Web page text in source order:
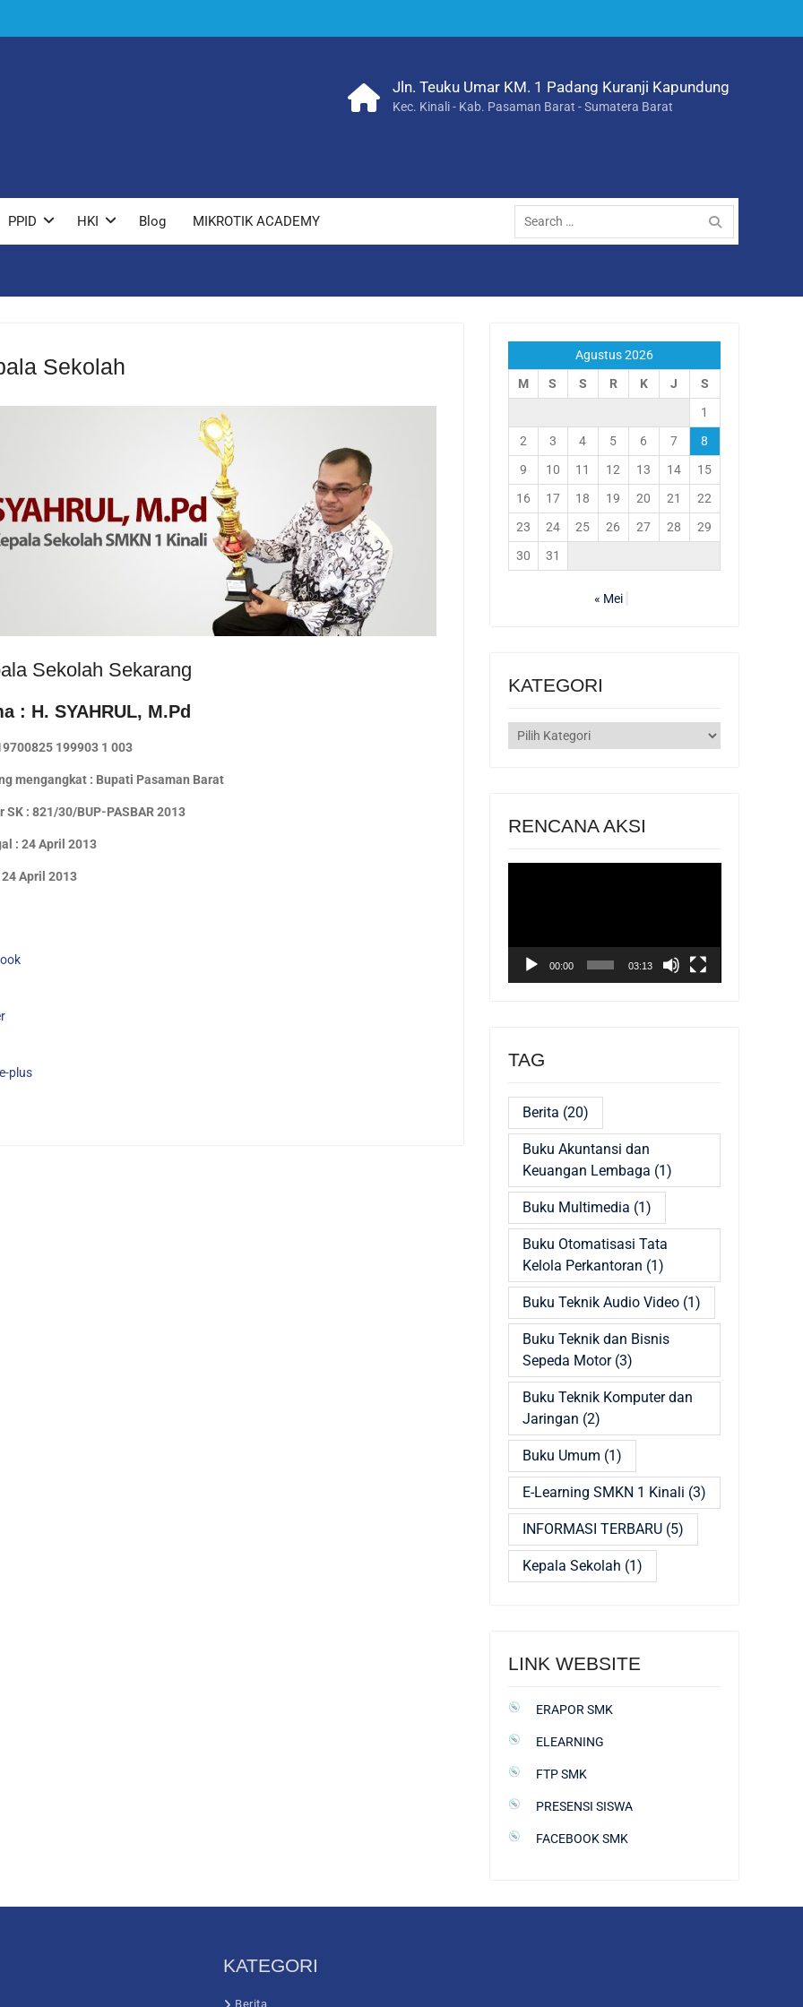
Jln. Teuku Umar KM. 1 Padang Kuranji Kapundung
Kec. Kinali - Kab. Pasaman Barat - Sumatera Barat
PPID HKI Blog MIKROTIK ACADEMY
Search
for:
Sekolah
Sekolah Sekarang
: H. SYAHRUL, M.Pd
199903 1 003
mengangkat : Bupati Pasaman Barat
SK : 821/30/BUP-PASBAR 2013
: 24 April 2013
April 2013
plus
Agustus 2026
M
S S R K J
S
1
2
3 4 5 6 7
8
9
10 11 12 13 14
15
16
17 18 19 20 21
22
23
24 25 26 27 28
29
30
31
« Mei
KATEGORI
KATEGORI
RENCANA AKSI
00:00 03:13
TAG
Berita (20)
Buku Akuntansi dan
Keuangan Lembaga (1)
Buku Multimedia (1)
Buku Otomatisasi Tata
Kelola Perkantoran (1)
Buku Teknik Audio Video(1)
Buku Teknik dan Bisnis
Sepeda Motor(3)
Buku Teknik Komputer dan
Jaringan (2)
Buku Umum (1)
E-Learning SMKN 1 Kinali (3)
INFORMASI TERBARU(5)
Kepala Sekolah (1)
LINK WEBSITE
ERAPOR SMK
ELEARNING
FTP SMK
PRESENSI SISWA
FACEBOOK SMK
KATEGORI
Berita